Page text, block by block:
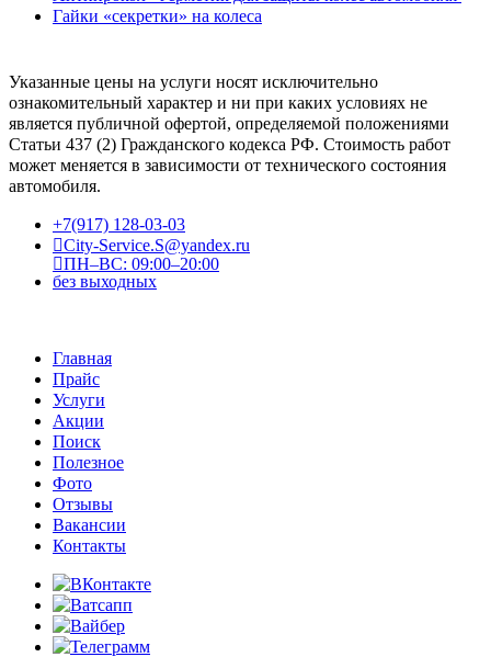
Гайки «секретки» на колеса
Указанные цены на услуги носят исключительно
ознакомительный характер и ни при каких условиях не
является публичной офертой, определяемой положениями
Статьи 437 (2) Гражданского кодекса РФ. Стоимость работ
может меняется в зависимости от технического состояния
автомобиля.
+7(917) 128-03-03
City-Service.S@yandex.ru
ПН–ВС: 09:00–20:00
без выходных
Главная
Прайс
Услуги
Акции
Поиск
Полезное
Фото
Отзывы
Вакансии
Контакты